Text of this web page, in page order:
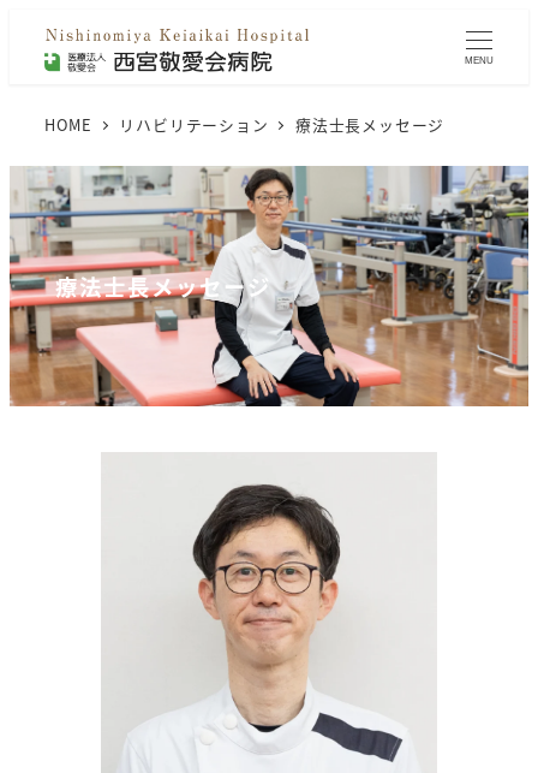
MENU
HOME リハビリテーション 療法士長メッセージ
療法士長メッセージ